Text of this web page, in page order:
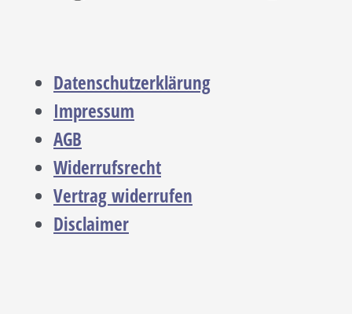
Datenschutzerklärung
Impressum
AGB
Widerrufsrecht
Vertrag widerrufen
Disclaimer